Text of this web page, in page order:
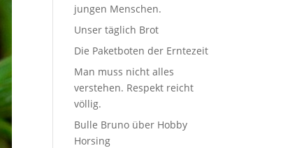
jungen Menschen.
Unser täglich Brot
Die Paketboten der Erntezeit
Man muss nicht alles
verstehen. Respekt reicht
völlig.
Bulle Bruno über Hobby
Horsing